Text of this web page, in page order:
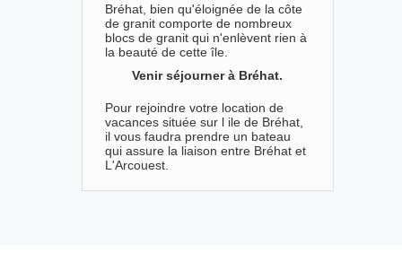
Bréhat, bien qu'éloignée de la côte
de granit comporte de nombreux
blocs de granit qui n'enlèvent rien à
la beauté de cette île.
Venir séjourner à Bréhat.
Pour rejoindre votre location de
vacances située sur l ile de Bréhat,
il vous faudra prendre un bateau
qui assure la liaison entre Bréhat et
L'Arcouest.